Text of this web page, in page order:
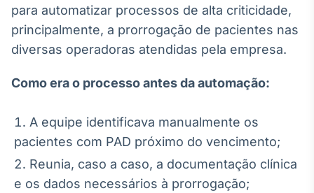
Gestão de
Em breve
de ativos
Em breve
para automatizar processos de alta criticidade,
principalmente, a prorrogação de pacientes nas
diversas operadoras atendidas pela empresa.
Como era o processo antes da automação:
A equipe identificava manualmente os
pacientes com PAD próximo do vencimento;
Reunia, caso a caso, a documentação clínica
e os dados necessários à prorrogação;